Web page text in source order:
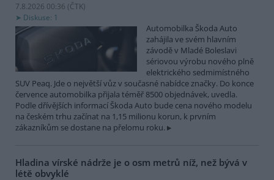
7.8.2026 00:36 (ČTK)
Diskuse: 1
Automobilka Škoda Auto
zahájila ve svém hlavním
závodě v Mladé Boleslavi
sériovou výrobu nového plně
elektrického sedmimístného
SUV Peaq. Jde o největší vůz v současné nabídce značky. Do konce
července automobilka přijala téměř 8500 objednávek, uvedla.
Podle dřívějších informací Škoda Auto bude cena nového modelu
na českém trhu začínat na 1,15 milionu korun, k prvním
zákazníkům se dostane na přelomu roku.
Hladina vírské nádrže je o osm metrů níž, než bývá v
létě obvyklé